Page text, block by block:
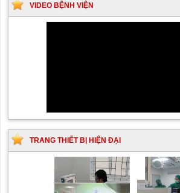
VIDEO BỆNH VIỆN
TRANG THIẾT BỊ HIỆN ĐẠI